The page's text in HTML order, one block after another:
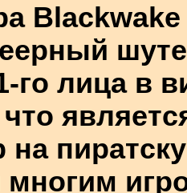
го лица в
что
на